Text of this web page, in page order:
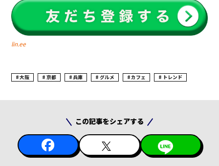
lin.ee
大阪 京都 兵庫 グルメ カフェ トレンド
この記事をシェアする